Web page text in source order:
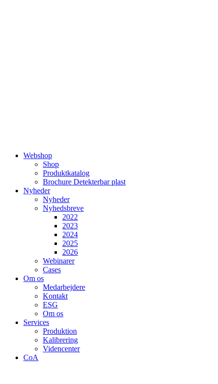
Webshop
Shop
Produktkatalog
Brochure Detekterbar plast
Nyheder
Nyheder
Nyhedsbreve
2022
2023
2024
2025
2026
Webinarer
Cases
Om os
Medarbejdere
Kontakt
ESG
Om os
Services
Produktion
Kalibrering
Videncenter
CoA